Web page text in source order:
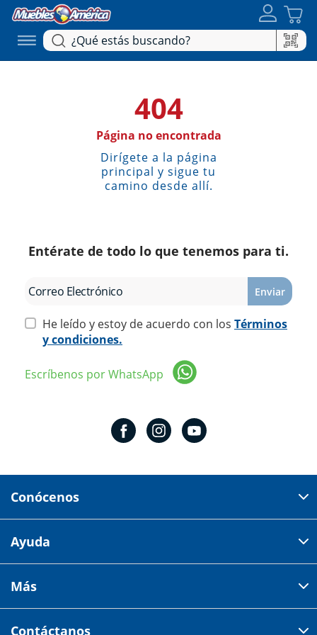
404
Página no encontrada
Dirígete a la página
principal y sigue tu
camino desde allí.
Entérate de todo lo que tenemos para ti.
Enviar
He leído y estoy de acuerdo con los Términos
y condiciones.
Escríbenos por WhatsApp
Conócenos
Av 18 de marzo # 309. Colonia la Nogalera.
Tiendas
Ayuda
Centro de ayuda
Más
Contáctanos